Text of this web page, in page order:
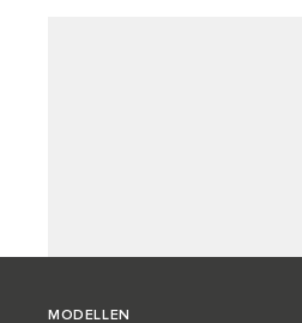
MODELLEN